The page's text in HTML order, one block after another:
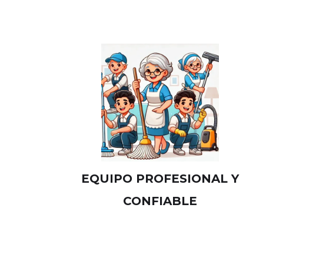
EQUIPO PROFESIONAL Y
CONFIABLE